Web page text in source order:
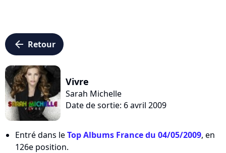
arrow_left Retour
Vivre
Sarah Michelle
Date de sortie: 6 avril 2009
Entré dans leTop Albums France du 04/05/2009, en
126e position.